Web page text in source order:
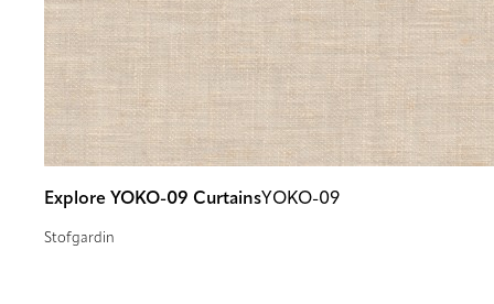
Explore YOKO-09 CurtainsYOKO-09
Stofgardin